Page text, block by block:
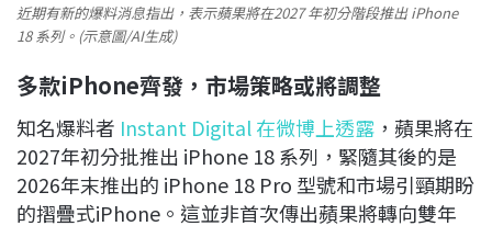
近期有新的爆料消息指出，表示蘋果將在2027 年初分階段推出 iPhone
18 系列。(示意圖/AI生成)
多款iPhone齊發，市場策略或將調整
知名爆料者 Instant Digital 在微博上透露 ，蘋果將在
2027年初分批推出 iPhone 18 系列，緊隨其後的是
2026年末推出的 iPhone 18 Pro 型號和市場引頸期盼
的摺疊式iPhone。這並非首次傳出蘋果將轉向雙年